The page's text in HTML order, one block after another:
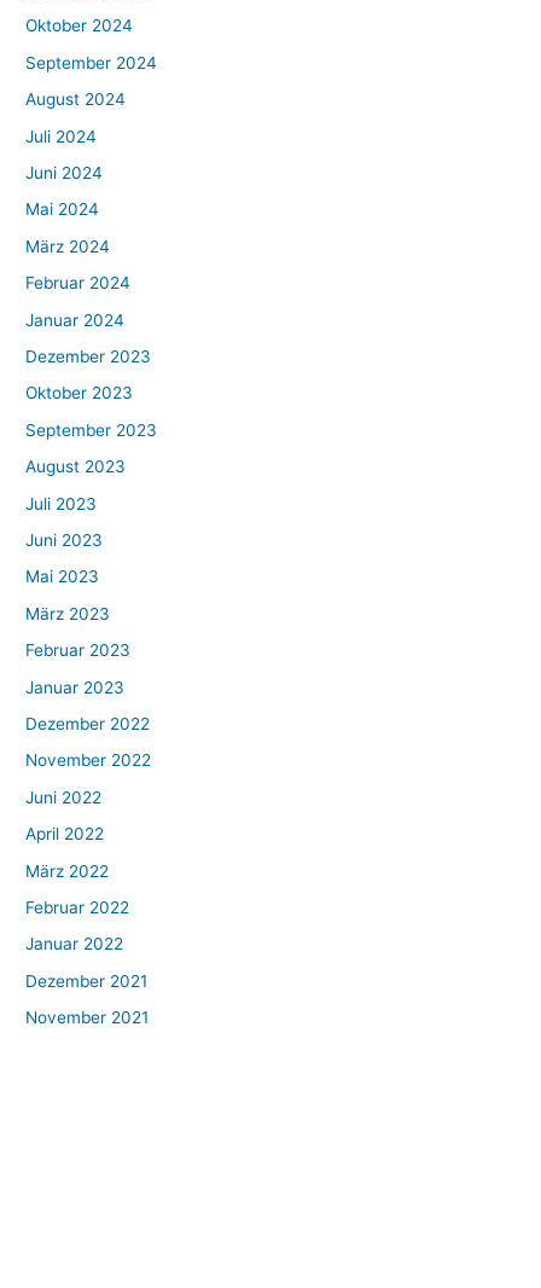
Oktober 2024
September 2024
August 2024
Juli 2024
Juni 2024
Mai 2024
März 2024
Februar 2024
Januar 2024
Dezember 2023
Oktober 2023
September 2023
August 2023
Juli 2023
Juni 2023
Mai 2023
März 2023
Februar 2023
Januar 2023
Dezember 2022
November 2022
Juni 2022
April 2022
März 2022
Februar 2022
Januar 2022
Dezember 2021
November 2021